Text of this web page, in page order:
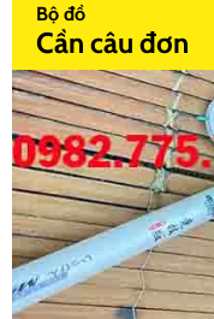
Bộ đồ
Cần câu đơn